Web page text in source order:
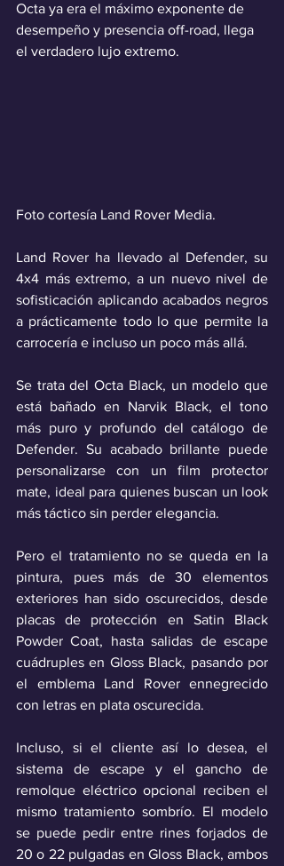
Octa ya era el máximo exponente de
desempeño y presencia off-road, llega
el verdadero lujo extremo.
Foto cortesía Land Rover Media.
Land Rover ha llevado al Defender, su
4x4 más extremo, a un nuevo nivel de
sofisticación aplicando acabados negros
a prácticamente todo lo que permite la
carrocería e incluso un poco más allá.
Se trata del Octa Black, un modelo que
está bañado en Narvik Black, el tono
más puro y profundo del catálogo de
Defender. Su acabado brillante puede
personalizarse con un film protector
mate, ideal para quienes buscan un look
más táctico sin perder elegancia.
Pero el tratamiento no se queda en la
pintura, pues más de 30 elementos
exteriores han sido oscurecidos, desde
placas de protección en Satin Black
Powder Coat, hasta salidas de escape
cuádruples en Gloss Black, pasando por
el emblema Land Rover ennegrecido
con letras en plata oscurecida.
Incluso, si el cliente así lo desea, el
sistema de escape y el gancho de
remolque eléctrico opcional reciben el
mismo tratamiento sombrío. El modelo
se puede pedir entre rines forjados de
20 o 22 pulgadas en Gloss Black, ambos